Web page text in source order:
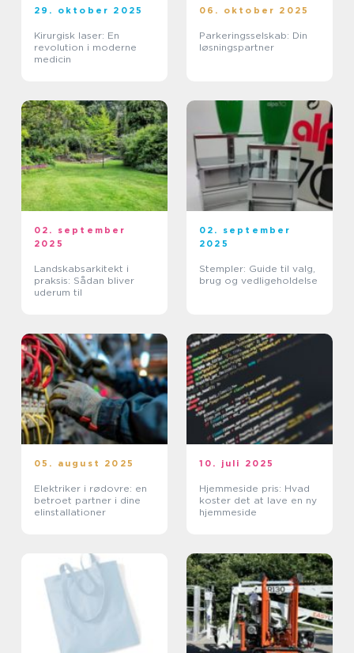
29. oktober 2025
Kirurgisk laser: En
revolution i moderne
medicin
06. oktober 2025
Parkeringsselskab: Din
løsningspartner
02. september
2025
Landskabsarkitekt i
praksis: Sådan bliver
uderum til
02. september
2025
Stempler: Guide til valg,
brug og vedligeholdelse
05. august 2025
Elektriker i rødovre: en
betroet partner i dine
elinstallationer
10. juli 2025
Hjemmeside pris: Hvad
koster det at lave en ny
hjemmeside